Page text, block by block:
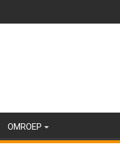
OMROEP